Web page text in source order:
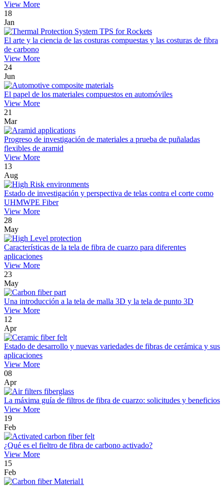
View More
18
Jan
El arte y la ciencia de las costuras compuestas y las costuras de fibra
de carbono
View More
24
Jun
El papel de los materiales compuestos en automóviles
View More
21
Mar
Progreso de investigación de materiales a prueba de puñaladas
flexibles de aramid
View More
13
Aug
Estado de investigación y perspectiva de telas contra el corte como
UHMWPE Fiber
View More
28
May
Características de la tela de fibra de cuarzo para diferentes
aplicaciones
View More
23
May
Una introducción a la tela de malla 3D y la tela de punto 3D
View More
12
Apr
Estado de desarrollo y nuevas variedades de fibras de cerámica y sus
aplicaciones
View More
08
Apr
La máxima guía de filtros de fibra de cuarzo: solicitudes y beneficios
View More
19
Feb
¿Qué es el fieltro de fibra de carbono activado?
View More
15
Feb